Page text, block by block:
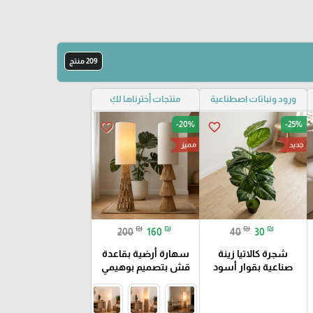
209 منتج
ورود ونباتات اصطناعية
favorite_border -25%
جديد
40 ₪ 30 ₪
شجرة كالاتيا زينة
صناعية بقوار أسود
منتجات أخترناها لكِ
favorite_border -20%
مميز
200 ₪ 160 ₪
سهارة أرضية بقاعدة
قش بتصميم بوهيمي